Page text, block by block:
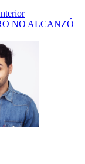
NO ALCANZÓ